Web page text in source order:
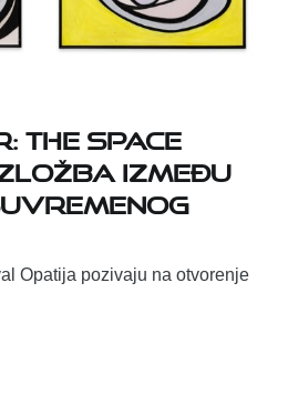
The Space
između
Opatija pozivaju na otvorenje